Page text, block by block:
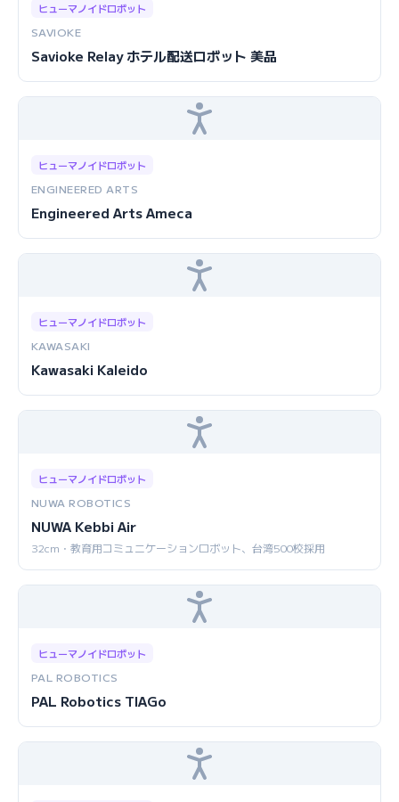
ヒューマノイドロボット
SAVIOKE
Savioke Relay ホテル配送ロボット 美品
ヒューマノイドロボット
ENGINEERED ARTS
Engineered Arts Ameca
ヒューマノイドロボット
KAWASAKI
Kawasaki Kaleido
ヒューマノイドロボット
NUWA ROBOTICS
NUWA Kebbi Air
32cm・教育用コミュニケーションロボット、台湾500校採用
ヒューマノイドロボット
PAL ROBOTICS
PAL Robotics TIAGo